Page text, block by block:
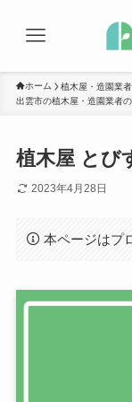
ホーム 植木屋・造園業
出雲市の植木屋・造園業者
植木屋 とび
2023年4月28日
本ページはプ